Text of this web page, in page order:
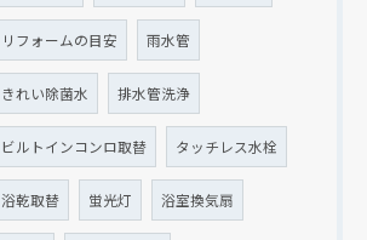
リフォームの目安 雨水管
きれい除菌水 排水管洗浄
ビルトインコンロ取替 タッチレス水栓
浴乾取替 蛍光灯 浴室換気扇